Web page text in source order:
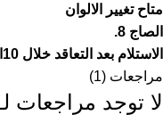
متاح تغيير الالوان
الصاج 8.
الاستلام بعد التعاقد خلال 10ايام عمل
مراجعات (1)
لا توجد مراجعات